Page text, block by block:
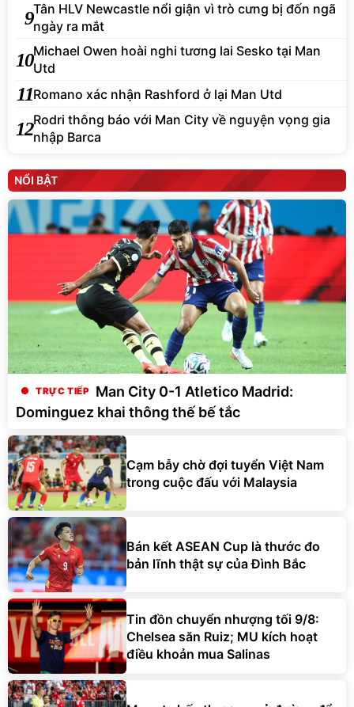
9Tân HLV Newcastle nổi giận vì trò cưng bị đốn ngã
ngày ra mắt
10Michael Owen hoài nghi tương lai Sesko tại Man
Utd
11Romano xác nhận Rashford ở lại Man Utd
12Rodri thông báo với Man City về nguyện vọng gia
nhập Barca
NỔI BẬT
Man City 0-1 Atletico Madrid:
Dominguez khai thông thế bế tắc
Cạm bẫy chờ đợi tuyển Việt Nam
trong cuộc đấu với Malaysia
Bán kết ASEAN Cup là thước đo
bản lĩnh thật sự của Đình Bắc
Tin đồn chuyển nhượng tối 9/8:
Chelsea săn Ruiz; MU kích hoạt
điều khoản mua Salinas